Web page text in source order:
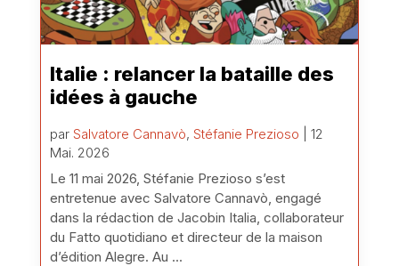
Italie : relancer la bataille des
idées à gauche
par Salvatore Cannavò, Stéfanie Prezioso | 12
Mai. 2026
Le 11 mai 2026, Stéfanie Prezioso s’est
entretenue avec Salvatore Cannavò, engagé
dans la rédaction de Jacobin Italia, collaborateur
du Fatto quotidiano et directeur de la maison
d’édition Alegre. Au ...